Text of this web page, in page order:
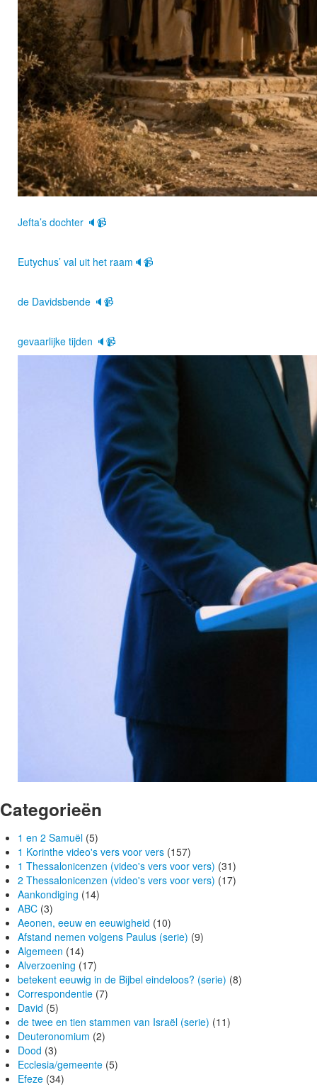
Jefta’s dochter 🔈📹
Eutychus’ val uit het raam🔈📹
de Davidsbende 🔈📹
gevaarlijke tijden 🔈📹
Categorieën
1 en 2 Samuël (5)
1 Korinthe video's vers voor vers (157)
1 Thessalonicenzen (video's vers voor vers) (31)
2 Thessalonicenzen (video's vers voor vers) (17)
Aankondiging (14)
ABC (3)
Aeonen, eeuw en eeuwigheid (10)
Afstand nemen volgens Paulus (serie) (9)
Algemeen (14)
Alverzoening (17)
betekent eeuwig in de Bijbel eindeloos? (serie) (8)
Correspondentie (7)
David (5)
de twee en tien stammen van Israël (serie) (11)
Deuteronomium (2)
Dood (3)
Ecclesia/gemeente (5)
Efeze (34)